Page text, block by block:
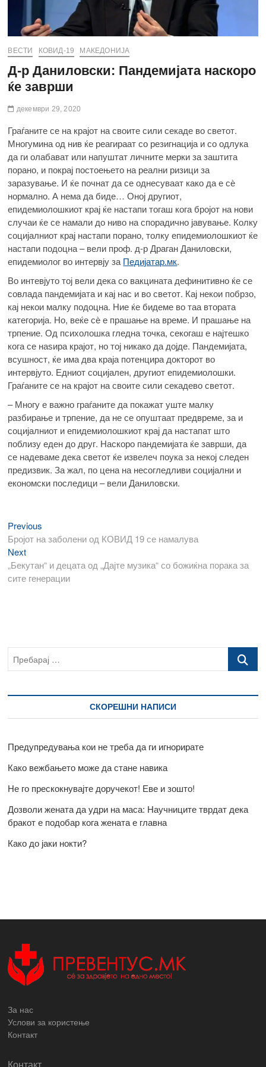
ВЕСТИ КОВИД-19 МАКЕДОНИЈА
Д-р Даниловски: Пандемијата наскоро
ќе заврши
декември 29, 2020
Граѓаните се на крајот на своите сили секаде во светот.
Многумина од нив ќе реагираат со резигнација и со одлука
да ги олабават или напуштат личните мерки за заштита
порано, и покрај постоењето на реални ризици за
заразување. И ќе почнат да се однесуваат како да е сѐ
нормално. А нема да биде… Оној другиот,
епидемиолошкиот крај ќе настапи тогаш кога бројот на нови
случаи ќе се намали до ниво на спорадично јавување. Колку
социјалниот крај настапи порано, толку епидемиолошкиот ќе
настапи подоцна – вели проф. д-р Драган Даниловски,
епидемиолог во интервју заПедијатар.мк.
Во интевјуто тој вели дека со вакцината дефинитивно ќе се
совлада пандемијата и кај нас и во светот. Кај некои побрзо,
кај некои малку подоцна. Ние ќе бидеме во таа втората
категорија. Но, веќе сѐ е прашање на време. И прашање на
трпение. Од психолошка гледна точка, секогаш е најтешко
кога се наѕира крајот, но тој никако да дојде. Пандемијата,
всушност, ќе има два краја потенцира докторот во
интервјуто. Едниот социјален, другиот епидемиолошки.
Граѓаните се на крајот на своите сили секадево светот.
– Многу е важно граѓаните да покажат уште малку
разбирање и трпение, да не се опуштаат предвреме, за и
социјалниот и епидемиолошкиот крај да настапат што
поблизу еден до друг. Наскоро пандемијата ќе заврши, да
се надеваме дека светот ќе извелеч поука за некој следен
предизвик. За жал, по цена на несогледливи социјални и
економски последици – вели Даниловски.
Навигација
на
напис
Previous
post:
Бројот на заболени од КОВИД 19 се намалува
NextNext
post:
„Бекутан“ и децата од „Дајте музика“ со божиќна порака за
сите генерации
Пребарај
СКОРЕШНИ НАПИСИ
Предупредувања кои не треба да ги игнорирате
Како вежбањето може да стане навика
Не го прескокнувајте доручекот! Еве и зошто!
Дозволи жената да удри на маса: Научниците тврдат дека
бракот е подобар кога жената е главна
Како до јаки нокти?
За нас
Услови за користење
Контакт